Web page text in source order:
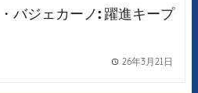
バジェカーノ: 躍進キープ
26年3月21日